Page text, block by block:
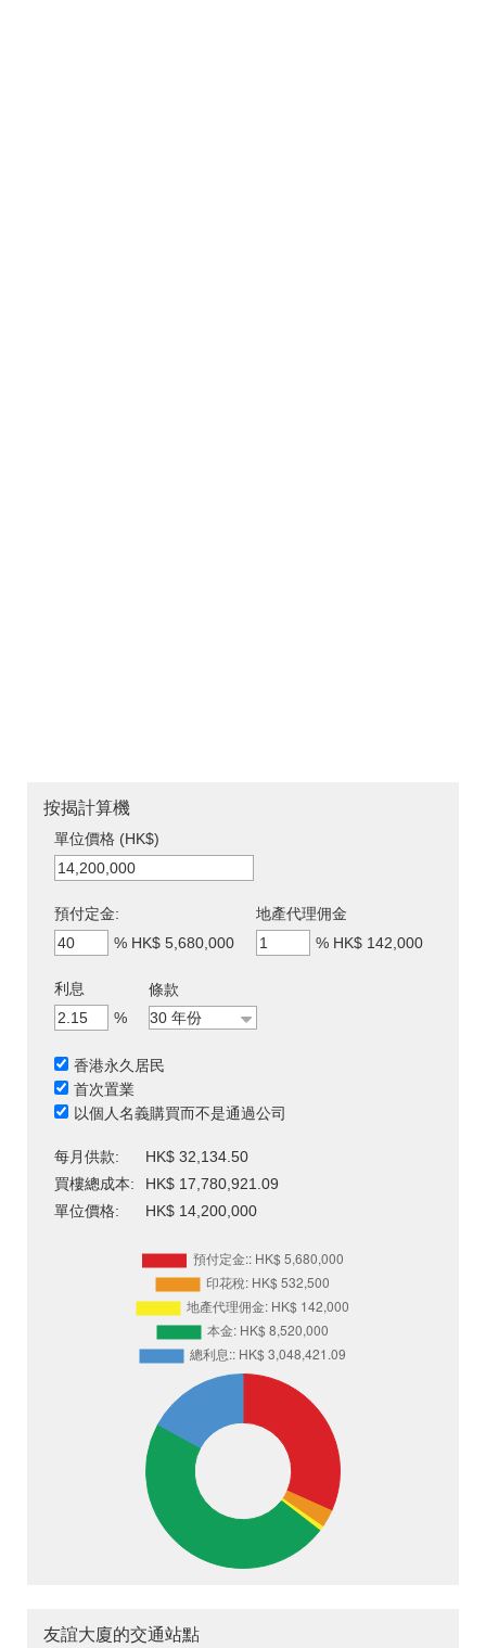
按揭計算機
單位價格 (HK$)
預付定金:
% HK$ 5,680,000
地產代理佣金
% HK$ 142,000
利息
%
條款
香港永久居民
首次置業
以個人名義購買而不是通過公司
每月供款:
HK$ 32,134.50
買樓總成本:
HK$ 17,780,921.09
單位價格:
HK$ 14,200,000
友誼大廈的交通站點